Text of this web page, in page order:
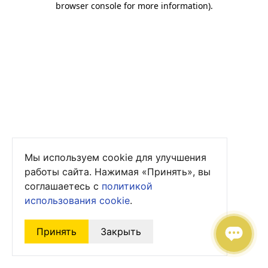
browser console for more information).
Мы используем cookie для улучшения
работы сайта. Нажимая «Принять», вы
соглашаетесь с политикой
использования cookie.
Принять Закрыть